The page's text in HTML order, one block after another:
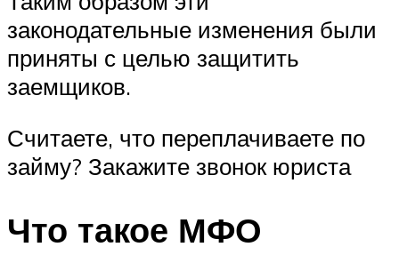
законодательные изменения были
приняты с целью защитить
заемщиков.
Считаете, что переплачиваете по
займу? Закажите звонок юриста
Что такое МФО